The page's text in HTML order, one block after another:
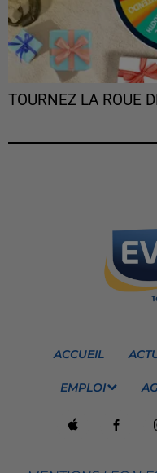
TOURNEZ LA ROUE
ACCUEIL
EMPLOI